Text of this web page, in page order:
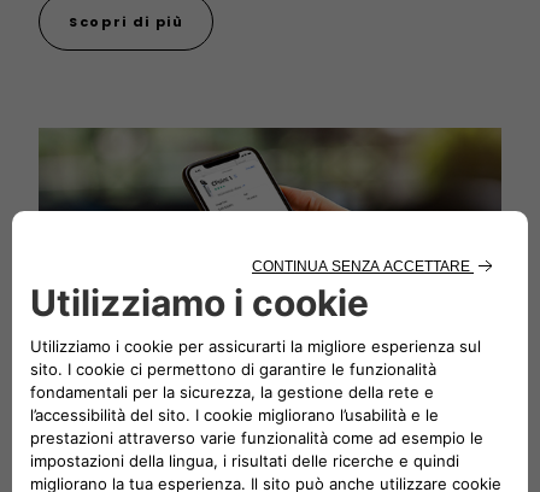
Scopri di più
Con l'App, raggiungi ogni destinazione e
gestisci la tua auto
Abbiamo diverse soluzioni smart a portata di mano per
monitorare lo stato della tua auto elettrica Fiat.
SCOPRI DI PIÙ